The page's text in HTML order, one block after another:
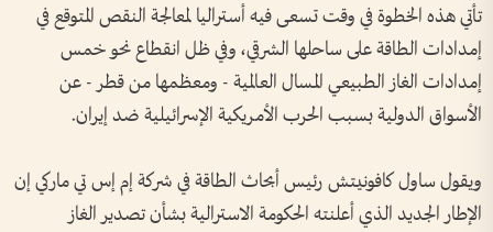
تأتي هذه الخطوة في وقت تسعى فيه أستراليا لمعالجة النقص المتوقع في
إمدادات الطاقة على ساحلها الشرقي، وفي ظل انقطاع نحو خمس
إمدادات الغاز الطبيعي المسال العالمية - ومعظمها من قطر - عن
الأسواق الدولية بسبب الحرب الأمريكية الإسرائيلية ضد إيران.
ويقول ساول كافونيتش رئيس أبحاث الطاقة في شركة إم إس تي ماركي إن
الإطار الجديد الذي أعلنته الحكومة الاسترالية بشأن تصدير الغاز